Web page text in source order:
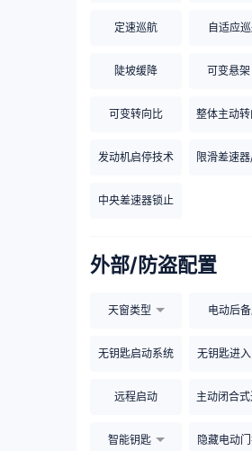
定速巡航 自适应
陡坡缓降 可变悬架
可变转向比 整体主动
发动机启停技术 限滑差速
中央差速器锁止
外部/防盗配置
天窗类型 电动后
无钥匙启动系统 无钥匙进
远程启动 主动闭合
智能钥匙 隐藏电动